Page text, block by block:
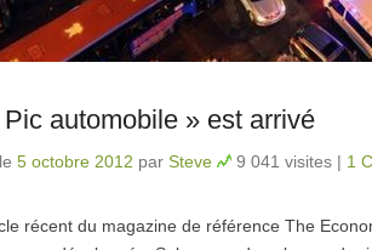
automobile » est arrivé
5 octobre 2012 par Steve 9 041 visites | 1
récent du magazine de référence The